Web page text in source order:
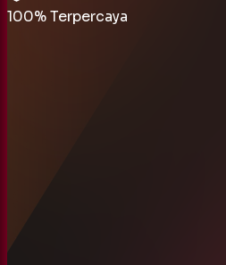
100% Terpercaya